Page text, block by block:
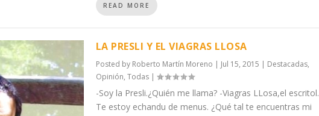
READ MORE
LA PRESLI Y EL VIAGRAS LLOSA
Posted by Roberto Martín Moreno | Jul 15, 2015 | Destacadas,
Opinión, Todas|
-Soy la Presli.¿Quién me llama? -Viagras LLosa,el escritol.
Te estoy echandu de menus. ¿Qué tal te encuentras mi